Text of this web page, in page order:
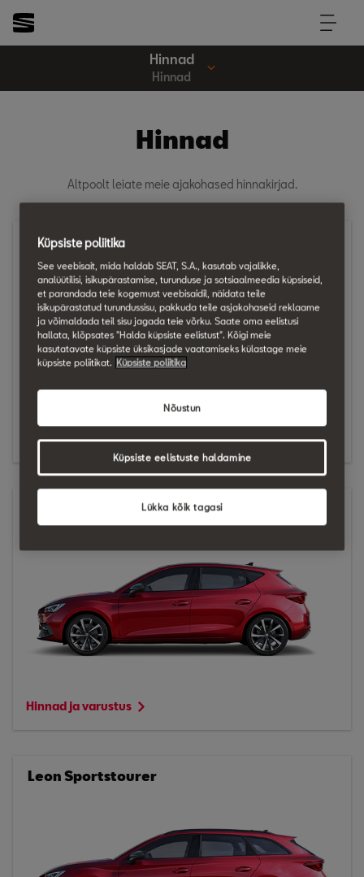
Hinnad
Hinnad
Hinnad
Altpoolt leiate meie ajakohased hinnakirjad.
Arona
Hinnad ja varustus
Hinnad ja varustus
Leon Sportstourer
Küpsiste poliitika
See veebisait, mida haldab SEAT, S.A., kasutab vajalikke,
analüütilisi, isikupärastamise, turunduse ja sotsiaalmeedia küpsiseid,
et parandada teie kogemust veebisaidil, näidata teile
isikupärastatud turundussisu, pakkuda teile asjakohaseid reklaame
ja võimaldada teil sisu jagada teie võrku. Saate oma eelistusi
hallata, klõpsates "Halda küpsiste eelistust". Kõigi meie
kasutatavate küpsiste üksikasjade vaatamiseks külastage meie
küpsiste poliitikat. Küpsiste poliitika
Lükka kõik tagasi
Nõustun
Küpsiste eelistuste haldamine